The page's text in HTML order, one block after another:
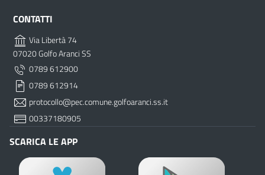
CONTATTI
Via Libertà 74
07020 Golfo Aranci SS
0789 612900
0789 612914
protocollo@pec.comune.golfoaranci.ss.it
00337180905
SCARICA LE APP